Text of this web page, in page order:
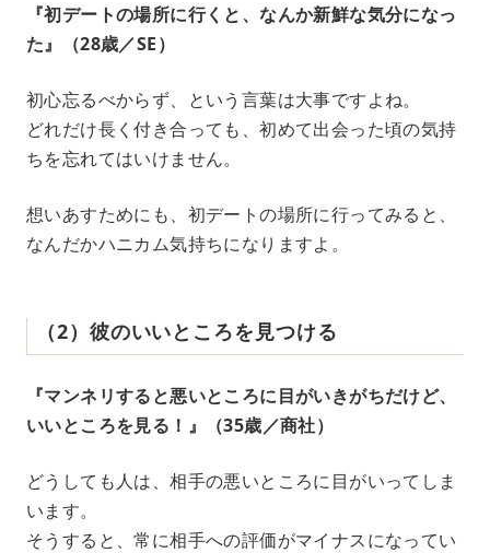
『初デートの場所に行くと、なんか新鮮な気分になっ
た』（28歳／SE）
初心忘るべからず、という言葉は大事ですよね。
どれだけ長く付き合っても、初めて出会った頃の気持
ちを忘れてはいけません。
想いあすためにも、初デートの場所に行ってみると、
なんだかハニカム気持ちになりますよ。
（2）彼のいいところを見つける
『マンネリすると悪いところに目がいきがちだけど、
いいところを見る！』（35歳／商社）
どうしても人は、相手の悪いところに目がいってしま
います。
そうすると、常に相手への評価がマイナスになってい